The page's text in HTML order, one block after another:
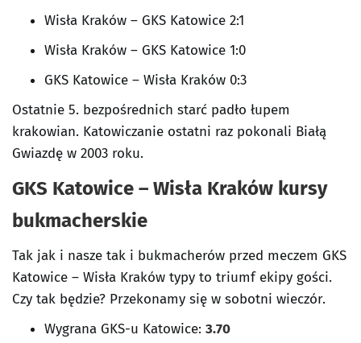
Wisła Kraków – GKS Katowice 2:1
Wisła Kraków – GKS Katowice 1:0
GKS Katowice – Wisła Kraków 0:3
Ostatnie 5. bezpośrednich starć padło łupem
krakowian. Katowiczanie ostatni raz pokonali Białą
Gwiazdę w 2003 roku.
GKS Katowice – Wisła Kraków kursy
bukmacherskie
Tak jak i nasze tak i bukmacherów przed meczem GKS
Katowice – Wisła Kraków typy to triumf ekipy gości.
Czy tak będzie? Przekonamy się w sobotni wieczór.
Wygrana GKS-u Katowice: 3.70